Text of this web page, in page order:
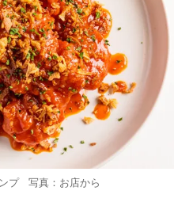
プ 写真：お店から